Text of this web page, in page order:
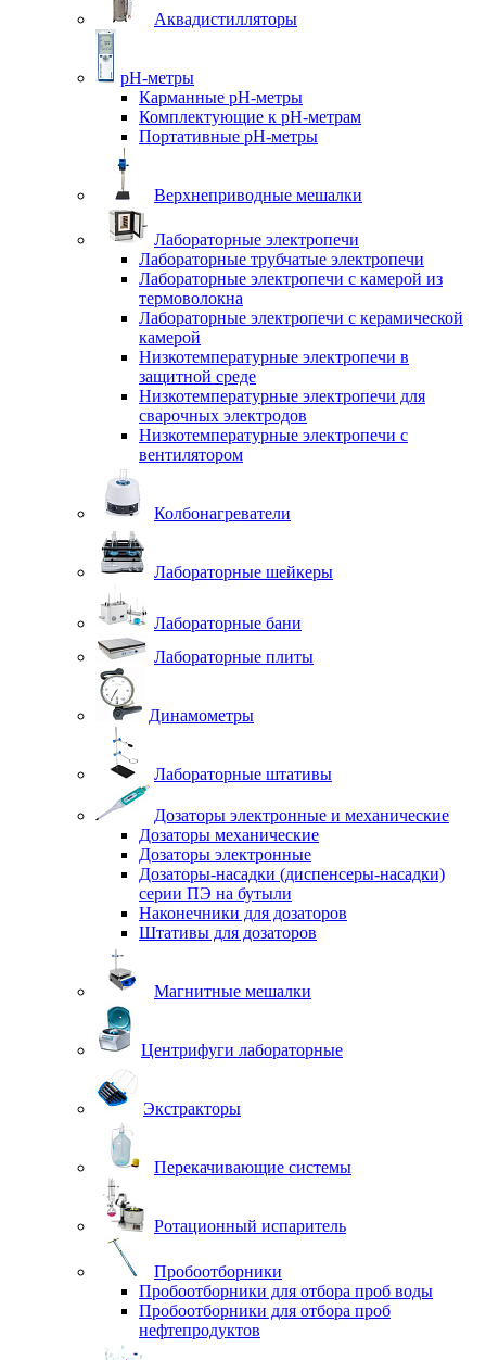
Аквадистилляторы
pH-метры
Карманные pH-метры
Комплектующие к pH-метрам
Портативные pH-метры
Верхнеприводные мешалки
Лабораторные электропечи
Лабораторные трубчатые электропечи
Лабораторные электропечи с камерой из
термоволокна
Лабораторные электропечи с керамической
камерой
Низкотемпературные электропечи в
защитной среде
Низкотемпературные электропечи для
cварочных электродов
Низкотемпературные электропечи с
вентилятором
Колбонагреватели
Лабораторные шейкеры
Лабораторные бани
Лабораторные плиты
Динамометры
Лабораторные штативы
Дозаторы электронные и механические
Дозаторы механические
Дозаторы электронные
Дозаторы-насадки (диспенсеры-насадки)
серии ПЭ на бутыли
Наконечники для дозаторов
Штативы для дозаторов
Магнитные мешалки
Центрифуги лабораторные
Экстракторы
Перекачивающие системы
Ротационный испаритель
Пробоотборники
Пробоотборники для отбора проб воды
Пробоотборники для отбора проб
нефтепродуктов